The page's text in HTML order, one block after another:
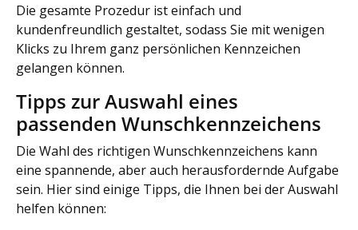
Die gesamte Prozedur ist einfach und
kundenfreundlich gestaltet, sodass Sie mit wenigen
Klicks zu Ihrem ganz persönlichen Kennzeichen
gelangen können.
Tipps zur Auswahl eines
passenden Wunschkennzeichens
Die Wahl des richtigen Wunschkennzeichens kann
eine spannende, aber auch herausfordernde Aufgabe
sein. Hier sind einige Tipps, die Ihnen bei der Auswahl
helfen können: